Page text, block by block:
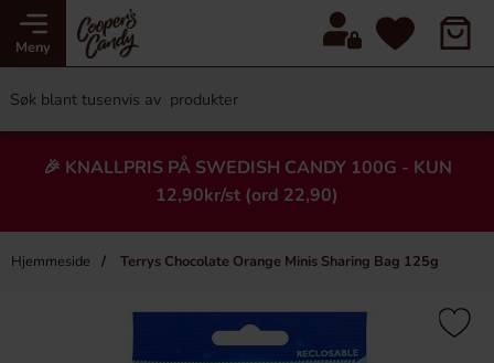
Meny
🎉 KNALLPRIS PÅ SWEDISH CANDY 100G - KUN
12,90kr/st (ord 22,90)
Hjemmeside Terrys Chocolate Orange Minis Sharing Bag 125g
Heading
×